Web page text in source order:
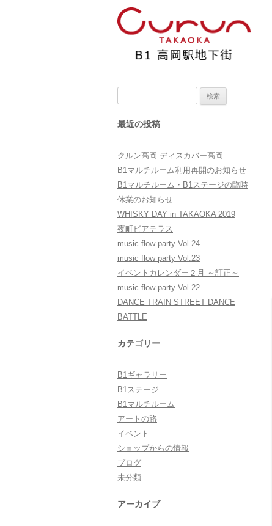
最近の投稿
クルン高岡 ディスカバー高岡
B1マルチルーム利用再開のお知らせ
B1マルチルーム・B1ステージの臨時
休業のお知らせ
WHISKY DAY in TAKAOKA 2019
夜町ビアテラス
music flow party Vol.24
music flow party Vol.23
イベントカレンダー２月 ～訂正～
music flow party Vol.22
DANCE TRAIN STREET DANCE
BATTLE
カテゴリー
B1ギャラリー
B1ステージ
B1マルチルーム
アートの路
イベント
ショップからの情報
ブログ
未分類
アーカイブ